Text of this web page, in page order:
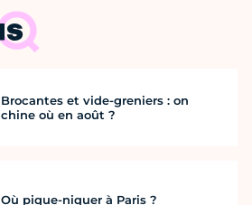
Brocantes et vide-greniers : on
chine où en août ?
Où pique-niquer à Paris ?